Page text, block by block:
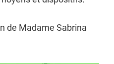
de Madame Sabrina